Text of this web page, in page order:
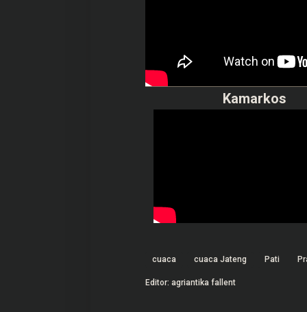
Kamarkos
cuaca cuaca Jateng Pati
Editor: agriantika fallent